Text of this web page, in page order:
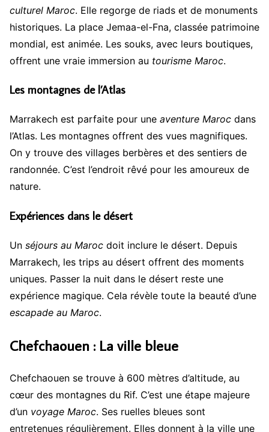
culturel Maroc. Elle regorge de riads et de monuments
historiques. La place Jemaa-el-Fna, classée patrimoine
mondial, est animée. Les souks, avec leurs boutiques,
offrent une vraie immersion au tourisme Maroc.
Les montagnes de l’Atlas
Marrakech est parfaite pour une aventure Maroc dans
l’Atlas. Les montagnes offrent des vues magnifiques.
On y trouve des villages berbères et des sentiers de
randonnée. C’est l’endroit rêvé pour les amoureux de
nature.
Expériences dans le désert
Un séjours au Maroc doit inclure le désert. Depuis
Marrakech, les trips au désert offrent des moments
uniques. Passer la nuit dans le désert reste une
expérience magique. Cela révèle toute la beauté d’une
escapade au Maroc.
Chefchaouen : La ville bleue
Chefchaouen se trouve à 600 mètres d’altitude, au
cœur des montagnes du Rif. C’est une étape majeure
d’un voyage Maroc. Ses ruelles bleues sont
entretenues régulièrement. Elles donnent à la ville une